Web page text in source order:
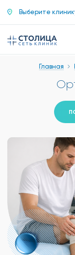
Выберите
Главная